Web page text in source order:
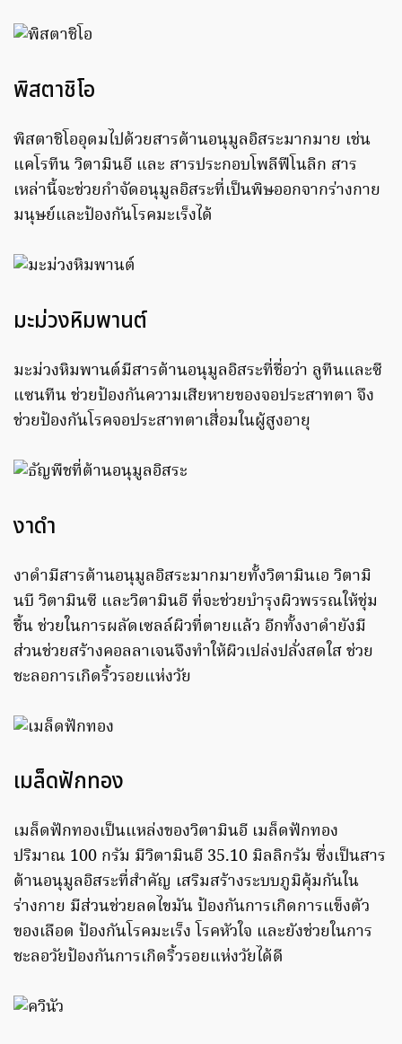
พิสตาชิโอ
พิสตาชิโออุดมไปด้วยสารต้านอนุมูลอิสระมากมาย เช่น
แคโรทีน วิตามินอี และ สารประกอบโพลีฟีโนลิก สาร
เหล่านี้จะช่วยกำจัดอนุมูลอิสระที่เป็นพิษออกจากร่างกาย
มนุษย์และป้องกันโรคมะเร็งได้
มะม่วงหิมพานต์
มะม่วงหิมพานต์มีสารต้านอนุมูลอิสระที่ชื่อว่า ลูทีนและซี
แซนทีน ช่วยป้องกันความเสียหายของจอประสาทตา จึง
ช่วยป้องกันโรคจอประสาทตาเสื่อมในผู้สูงอายุ
งาดำ
งาดำมีสารต้านอนุมูลอิสระมากมายทั้งวิตามินเอ วิตามิ
นบี วิตามินซี และวิตามินอี ที่จะช่วยบำรุงผิวพรรณให้ชุ่ม
ชื้น ช่วยในการผลัดเซลล์ผิวที่ตายแล้ว อีกทั้งงาดำยังมี
ส่วนช่วยสร้างคอลลาเจนจึงทำให้ผิวเปล่งปลั่งสดใส ช่วย
ชะลอการเกิดริ้วรอยแห่งวัย
เมล็ดฟักทอง
เมล็ดฟักทองเป็นแหล่งของวิตามินอี เมล็ดฟักทอง
ปริมาณ 100 กรัม มีวิตามินอี 35.10 มิลลิกรัม ซึ่งเป็นสาร
ต้านอนุมูลอิสระที่สำคัญ เสริมสร้างระบบภูมิคุ้มกันใน
ร่างกาย มีส่วนช่วยลดไขมัน ป้องกันการเกิดการแข็งตัว
ของเลือด ป้องกันโรคมะเร็ง โรคหัวใจ และยังช่วยในการ
ชะลอวัยป้องกันการเกิดริ้วรอยแห่งวัยได้ดี